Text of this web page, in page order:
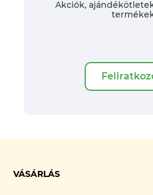
Akciók,
VÁSÁRLÁS